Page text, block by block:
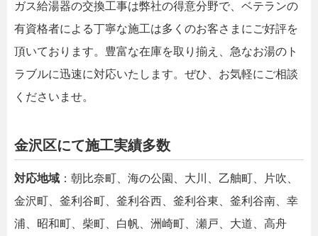
ガス給湯器の交換工事は弊社の得意分野で、ベテランの
有資格者による丁寧な施工は多くのお客さまにご好評を
頂いております。豊富な在庫を取り揃え、急なお湯のト
ラブルに迅速に対応いたします。ぜひ、お気軽にご相談
くださいませ。
金沢区にて施工実績多数
対応地域 ：朝比奈町、海の公園、大川、乙舳町、片吹、
金沢町、釜利谷町、釜利谷西、釜利谷東、釜利谷南、幸
浦、昭和町、柴町、白帆、洲崎町、瀬戸、大道、高舟